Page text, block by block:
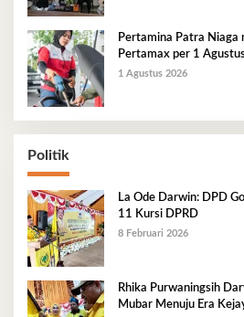
Pertamina Patra Niaga
Pertamax per 1
1 Agustus 2026
Politik
La Ode Darwin: DPD
11 Kursi DPRD
8 Februari 2026
Rhika Purwaningsih
Mubar Menuju Era